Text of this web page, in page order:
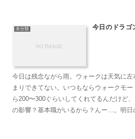
未分類
今日のドラ
今日は残念ながら雨。ウォークは天気に
まりできてない。いつもならウォークモ
ら200〜300ぐらいしてくれてるんだけど
の影響？基本職がいるから？んー…。明日